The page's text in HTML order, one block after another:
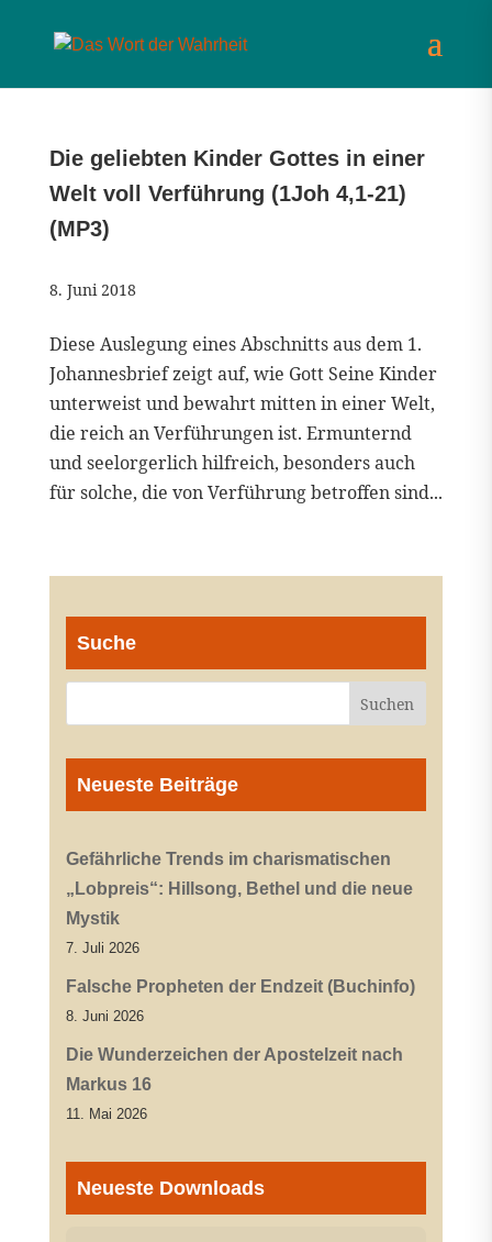
Die geliebten Kinder Gottes in einer
Welt voll Verführung (1Joh 4,1-21)
(MP3)
8. Juni 2018
Diese Auslegung eines Abschnitts aus dem 1.
Johannesbrief zeigt auf, wie Gott Seine Kinder
unterweist und bewahrt mitten in einer Welt,
die reich an Verführungen ist. Ermunternd
und seelorgerlich hilfreich, besonders auch
für solche, die von Verführung betroffen sind...
Suche
Neueste Beiträge
Gefährliche Trends im charismatischen
„Lobpreis“: Hillsong, Bethel und die neue
Mystik
7. Juli 2026
Falsche Propheten der Endzeit (Buchinfo)
8. Juni 2026
Die Wunderzeichen der Apostelzeit nach
Markus 16
11. Mai 2026
Neueste Downloads